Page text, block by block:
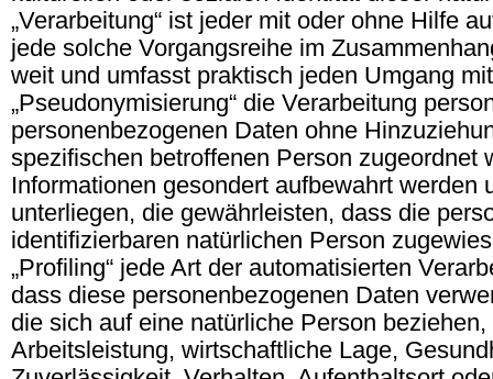
„Verarbeitung“ ist jeder mit oder ohne Hilfe
jede solche Vorgangsreihe im
weit und umfasst praktisch jeden Umgang
„Pseudonymisierung“ die Verarbeitung
personenbezogenen Daten ohne
spezifischen betroffenen Person
Informationen gesondert aufbewahrt
unterliegen, die gewährleisten, dass die
identifizierbaren natürlichen Person
„Profiling“ jede Art der automatisierten
dass diese personenbezogenen Daten
die sich auf eine natürliche Person
Arbeitsleistung, wirtschaftliche Lage,